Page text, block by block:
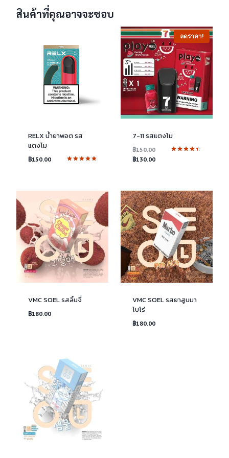
สินค้าที่คุณอาจจะชอบ
RELX น้ำยาพอต รส
แตงโม
฿150.00
ลดราคา!
7-11 รสแตงโม
฿150.00Original
price
฿130.00Current
VMC SOEL รสลิ้นจี่
฿180.00
VMC SOEL รสยาสูบมา
โบโร่
฿180.00